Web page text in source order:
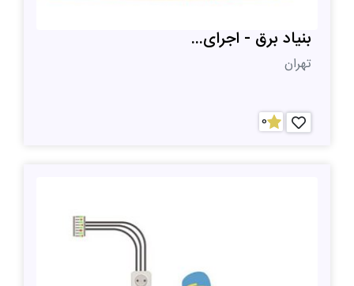
بنیاد برق - اجرای...
تهران
0